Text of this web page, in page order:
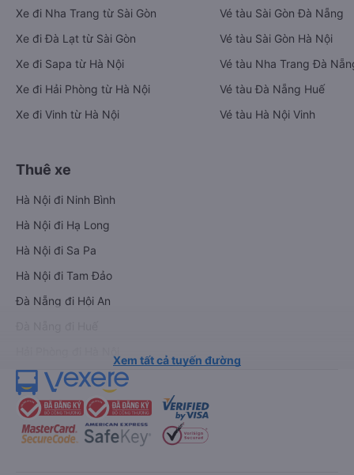
Xe đi Nha Trang từ Sài Gòn
Xe đi Đà Lạt từ Sài Gòn
Xe đi Sapa từ Hà Nội
Xe đi Hải Phòng từ Hà Nội
Xe đi Vinh từ Hà Nội
Vé tàu Sài Gòn Đà Nẵng
Vé tàu Sài Gòn Hà Nội
Vé tàu Nha Trang Đà
Vé tàu Đà Nẵng Huế
Vé tàu Hà Nội Vinh
Thuê xe
Hà Nội đi Ninh Bình
Hà Nội đi Hạ Long
Hà Nội đi Sa Pa
Hà Nội đi Tam Đảo
Đà Nẵng đi Hội An
Xem tất cả tuyến đường